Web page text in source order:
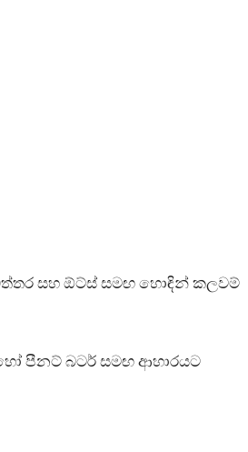
සහ ඕට්ස් සමඟ හොඳින් කලවම්
පීනට් බටර් සමඟ ආහාරයට